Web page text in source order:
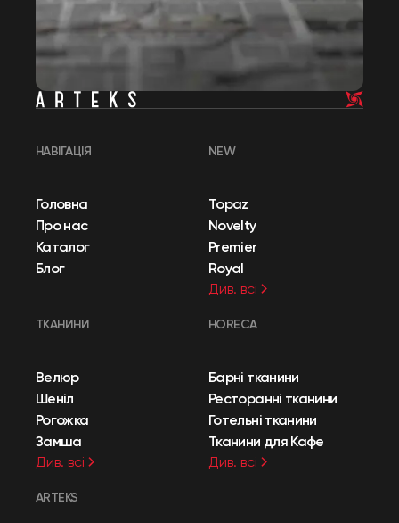
НАВІГАЦІЯ
Головна
Про нас
Каталог
Блог
NEW
Topaz
Novelty
Premier
Royal
Див. всі
ТКАНИНИ
Велюр
Шеніл
Рогожка
Замша
Див. всі
HORECA
Барні тканини
Ресторанні тканини
Готельні тканини
Тканини для Кафе
Див. всі
ARTEKS